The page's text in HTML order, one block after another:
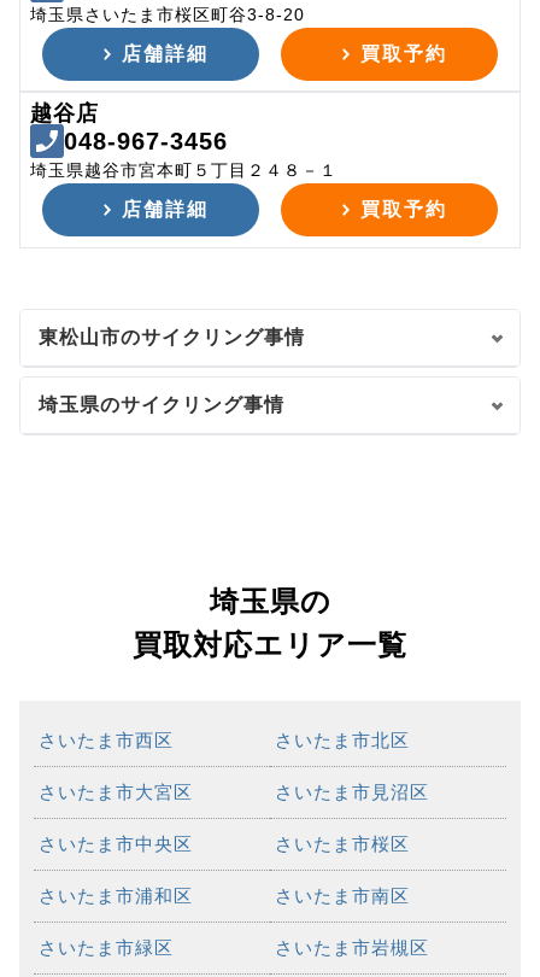
埼玉県さいたま市桜区町谷3-8-20
店舗詳細 買取予約
越谷店
048-967-3456
埼玉県越谷市宮本町５丁目２４８－１
店舗詳細 買取予約
東松山市のサイクリング事情
埼玉県のサイクリング事情
埼玉県の
買取対応エリア一覧
さいたま市西区 さいたま市北区
さいたま市大宮区 さいたま市見沼区
さいたま市中央区 さいたま市桜区
さいたま市浦和区 さいたま市南区
さいたま市緑区 さいたま市岩槻区